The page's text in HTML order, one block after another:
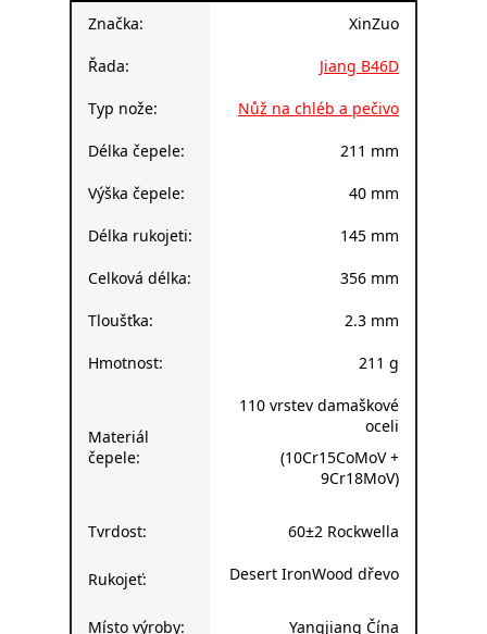
Značka: XinZuo
Řada: Jiang B46D
Typ nože: Nůž na chléb a pečivo
Délka čepele: 211 mm
Výška čepele: 40 mm
Délka rukojeti: 145 mm
Celková délka: 356 mm
Tloušťka: 2.3 mm
Hmotnost: 211 g
Materiál
čepele:
110 vrstev damaškové
oceli
(10Cr15CoMoV +
9Cr18MoV)
Tvrdost: 60±2 Rockwella
Rukojeť: Desert IronWood dřevo
Místo výroby: Yangjiang Čína